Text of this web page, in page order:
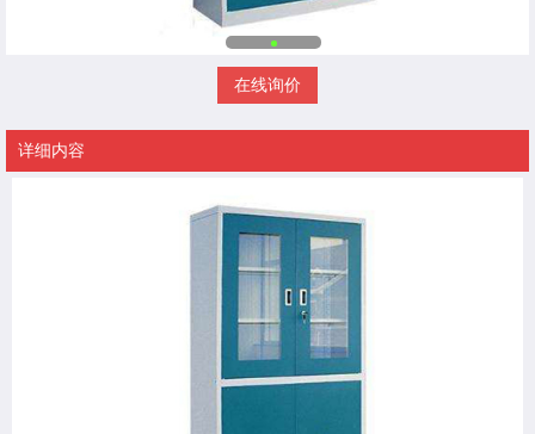
在线询价
详细内容